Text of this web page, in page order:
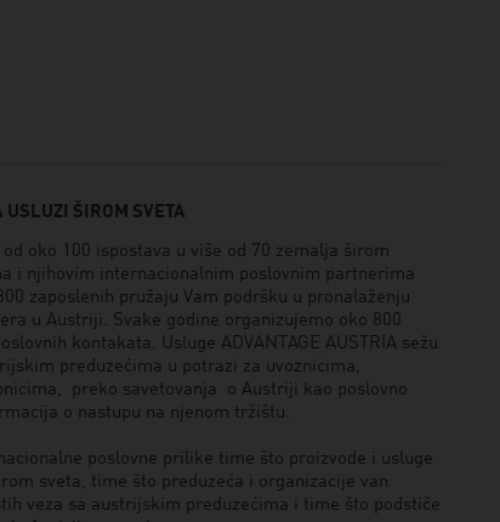
ŠIROM SVETA
od oko 100 ispostava u više od 70 zemalja širom
i njihovim internacionalnim poslovnim partnerima
zaposlenih pružaju Vam podršku u pronalaženju
u Austriji. Svake godine organizujemo oko 800
kontakata. Usluge ADVANTAGE AUSTRIA sežu
preduzećima u potrazi za uvoznicima,
preko savetovanja o Austriji kao poslovno
o nastupu na njenom tržištu.
poslovne prilike time što proizvode i usluge
sveta, time što preduzeća i organizacije van
veza sa austrijskim preduzećima i time što podstiče